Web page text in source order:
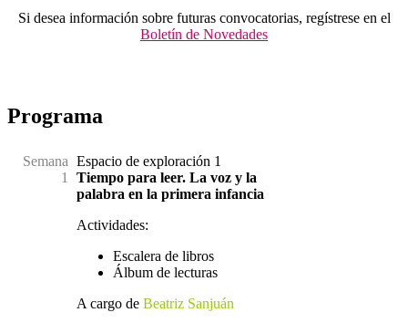
Si desea información sobre futuras convocatorias, regístrese en el
Boletín de Novedades
Programa
Semana
1
Espacio de exploración 1
Tiempo para leer. La voz y la
palabra en la primera infancia
Actividades:
Escalera de libros
Álbum de lecturas
A cargo de Beatriz Sanjuán